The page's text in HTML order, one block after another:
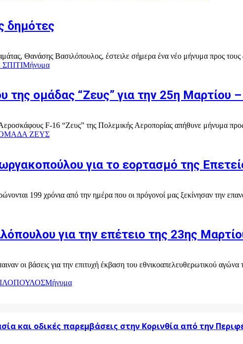
δημότες
Θανάσης Βασιλόπουλος, έστειλε σήμερα ένα νέο μήνυμα προς
Μήνυμα
της ομάδας “Ζευς” για την 25η Μαρτίου
F-16 “Ζευς” της Πολεμικής Αεροπορίας απήθυνε μήνυμα προς
ΖΕΥΣ
για το εορτασμό της
199 χρόνια από την ημέρα που οι πρόγονοί μας ξεκίνησαν την
για την επέτειο της 23ης
οι βάσεις για την επιτυχή έκβαση του εθνικοαπελευθερωτικού
Μήνυμα
και οδικές παρεμβάσεις στην Κορινθία από την